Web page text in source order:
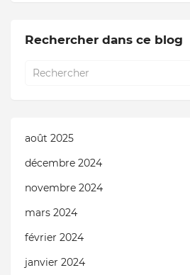
Rechercher dans ce blog
août 2025
décembre 2024
novembre 2024
mars 2024
février 2024
janvier 2024